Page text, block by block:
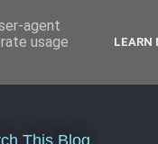
This Blog
agent
usage
LEARN